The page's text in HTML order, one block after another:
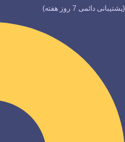
(پشتیبانی دائمی 7 روز هفته)